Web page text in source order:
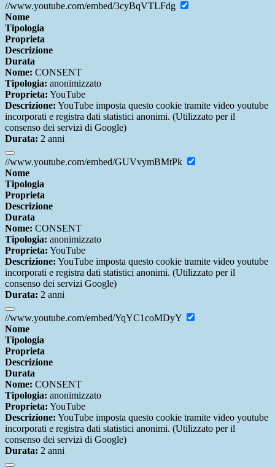
//www.youtube.com/embed/3cyBqVTLFdg
Nome
Tipologia
Proprieta
Descrizione
Durata
Nome: CONSENT
Tipologia: anonimizzato
Proprieta: YouTube
Descrizione: YouTube imposta questo cookie tramite video youtube
incorporati e registra dati statistici anonimi. (Utilizzato per il
consenso dei servizi di Google)
Durata: 2 anni
//www.youtube.com/embed/GUVvymBMtPk
Nome
Tipologia
Proprieta
Descrizione
Durata
Nome: CONSENT
Tipologia: anonimizzato
Proprieta: YouTube
Descrizione: YouTube imposta questo cookie tramite video youtube
incorporati e registra dati statistici anonimi. (Utilizzato per il
consenso dei servizi Google)
Durata: 2 anni
//www.youtube.com/embed/YqYC1coMDyY
Nome
Tipologia
Proprieta
Descrizione
Durata
Nome: CONSENT
Tipologia: anonimizzato
Proprieta: YouTube
Descrizione: YouTube imposta questo cookie tramite video youtube
incorporati e registra dati statistici anonimi. (Utilizzato per il
consenso dei servizi di Google)
Durata: 2 anni